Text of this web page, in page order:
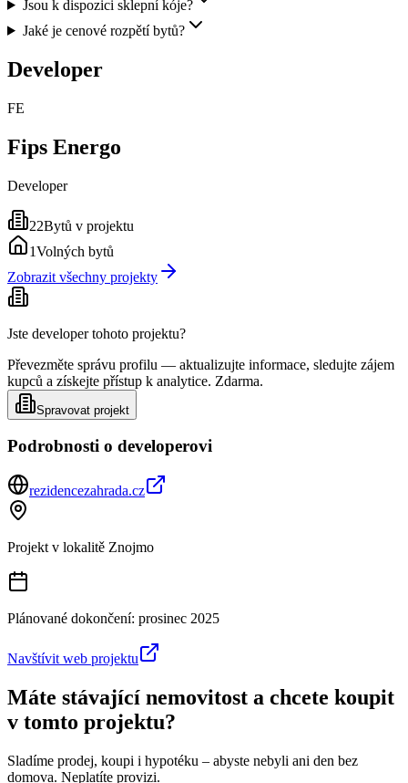
Jsou k dispozici sklepní kóje?
Jaké je cenové rozpětí bytů?
Developer
FE
Fips Energo
Developer
22Bytů v projektu
1Volných bytů
Zobrazit všechny projekty
Jste developer tohoto projektu?
Převezměte správu profilu — aktualizujte informace, sledujte zájem
kupců a získejte přístup k analytice. Zdarma.
Spravovat projekt
Podrobnosti o developerovi
rezidencezahrada.cz
Projekt v lokalitě Znojmo
Plánované dokončení: prosinec 2025
Navštívit web projektu
Máte stávající nemovitost a chcete koupit
v tomto projektu?
Sladíme prodej, koupi i hypotéku – abyste nebyli ani den bez
domova. Neplatíte provizi.